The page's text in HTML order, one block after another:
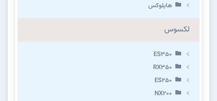
هایلوکس
لکسوس
ES350
RX350
ES250
NX200